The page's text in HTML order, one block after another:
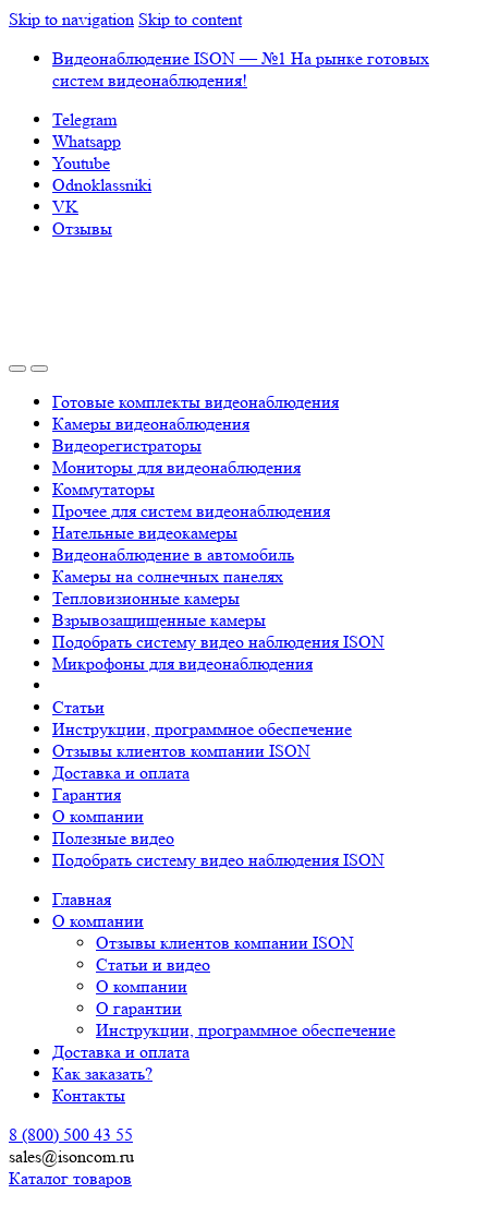
Skip to navigation Skip to content
Видеонаблюдение ISON — №1 На рынке готовых
систем видеонаблюдения!
Telegram
Whatsapp
Youtube
Odnoklassniki
VK
Отзывы
Готовые комплекты видеонаблюдения
Камеры видеонаблюдения
Видеорегистраторы
Мониторы для видеонаблюдения
Коммутаторы
Прочее для систем видеонаблюдения
Нательные видеокамеры
Видеонаблюдение в автомобиль
Камеры на солнечных панелях
Тепловизионные камеры
Взрывозащищенные камеры
Подобрать систему видео наблюдения ISON
Микрофоны для видеонаблюдения
Статьи
Инструкции, программное обеспечение
Отзывы клиентов компании ISON
Доставка и оплата
Гарантия
О компании
Полезные видео
Подобрать систему видео наблюдения ISON
Главная
О компании
Отзывы клиентов компании ISON
Статьи и видео
О компании
О гарантии
Инструкции, программное обеспечение
Доставка и оплата
Как заказать?
Контакты
8 (800) 500 43 55
sales@isoncom.ru
Каталог товаров